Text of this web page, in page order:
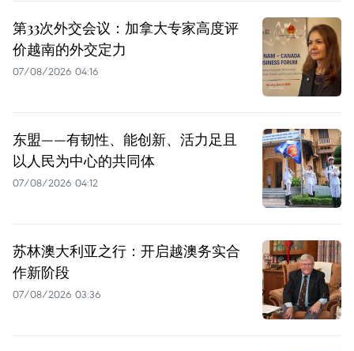
第33次外交会议：加拿大专家高度评
价越南的外交定力
07/08/2026 04:16
东盟——有韧性、能创新、活力足且
以人民为中心的共同体
07/08/2026 04:12
苏林澳大利亚之行：开启越澳务实合
作新阶段
07/08/2026 03:36